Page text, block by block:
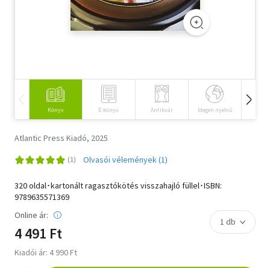
Társadalomtudomány
Természettudomány
Könyv E-könyv Antikvár Idegen nyelvű
Atlantic Press Kiadó, 2025
Olvasói vélemények (1)
320 oldal･kartonált ragasztókötés visszahajló füllel･ISBN:
9789635571369
Online ár:
4 491 Ft
Kiadói ár: 4 990 Ft